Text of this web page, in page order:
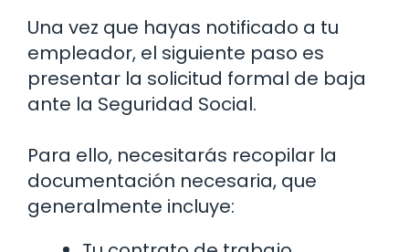
Una vez que hayas notificado a tu
empleador, el siguiente paso es
presentar la solicitud formal de baja
ante la Seguridad Social.
Para ello, necesitarás recopilar la
documentación necesaria, que
generalmente incluye: